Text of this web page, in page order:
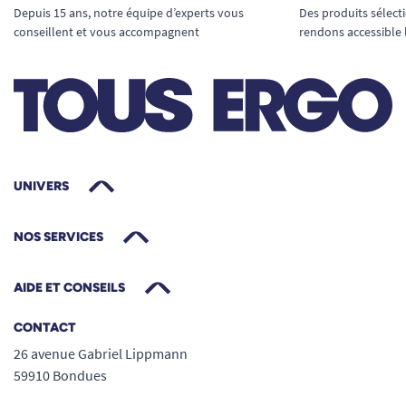
pour ôter ou remplacer la flasque.
Compatibilité étendue
: pensée pour
roues à main courante à 4 ou 6 pattes
plates/rondes (hors main courantes à 5
pattes).
Nous vous accompagnons étape par étape pour
votre fauteuil :
Identifier les pattes de fixation de votre main
Depuis 15 ans, notre équipe d’experts vous
conseillent et vous accompagnent
Des produits
rendons
UNIVERS
NOS SERVICES
AIDE ET CONSEILS
CONTACT
26 avenue Gabriel Lippmann
59910 Bondues